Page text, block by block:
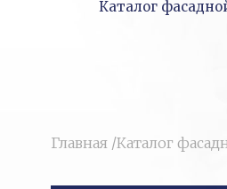
Каталог
Главная /Каталог